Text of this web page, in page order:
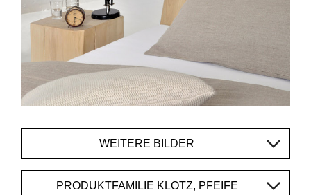
WEITERE BILDER
PRODUKTFAMILIE KLOTZ, PFEIFE